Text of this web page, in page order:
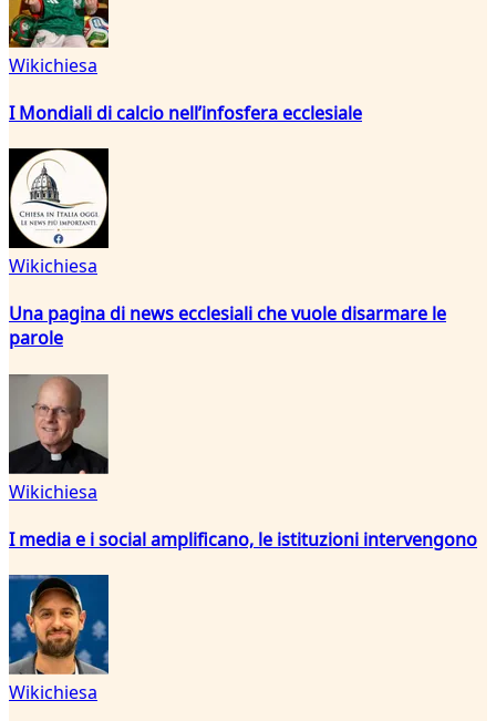
Wikichiesa
I Mondiali di calcio nell’infosfera ecclesiale
Wikichiesa
Una pagina di news ecclesiali che vuole disarmare le
parole
Wikichiesa
I media e i social amplificano, le istituzioni intervengono
Wikichiesa